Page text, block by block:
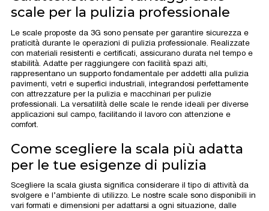
scale per la pulizia professionale
Le scale proposte da 3G sono pensate per garantire sicurezza e
praticità durante le operazioni di pulizia professionale. Realizzate
con materiali resistenti e certificati, assicurano durata nel tempo e
stabilità. Adatte per raggiungere con facilità spazi alti,
rappresentano un supporto fondamentale per addetti alla pulizia
pavimenti, vetri e superfici industriali, integrandosi perfettamente
con attrezzature per la pulizia e macchinari per pulizie
professionali. La versatilità delle scale le rende ideali per diverse
applicazioni sul campo, facilitando il lavoro con attenzione e
comfort.
Come scegliere la scala più adatta
per le tue esigenze di pulizia
Scegliere la scala giusta significa considerare il tipo di attività da
svolgere e l’ambiente di utilizzo. Le nostre scale sono disponibili in
vari formati e dimensioni per adattarsi a ogni situazione, dalle